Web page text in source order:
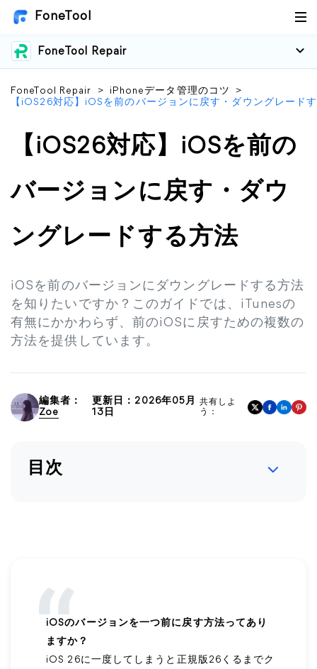
FoneTool
FoneTool Repair
FoneTool Repair > iPhoneデータ管理のコツ
>
【iOS26対応】iOSを前のバージョンに戻す・ダウングレード
【iOS26対応】iOSを前の
バージョンに戻す・ダウ
ングレードする方法
iOSを前のバージョンにダウングレードする方法
を知りたいですか？このガイドでは、iTunesの
有無にかかわらず、前のiOSに戻すための複数の
方法を提供しています。
編集者：
Zoe
更新日：2026年05月
13日
共有しよ
う：
目次
iOSのバージョンを一つ前に戻す方法ってあり
ますか？
iOS 26に一度してしまうと正規版26くるまでク